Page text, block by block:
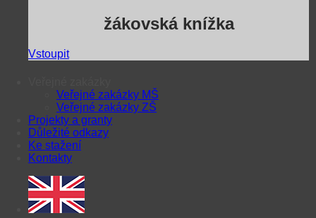
žákovská knížka
Vstoupit
Veřejné zakázky MŠ
Veřejné zakázky ZŠ
Projekty a granty
Důležité odkazy
Ke stažení
Kontakty